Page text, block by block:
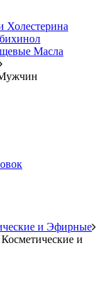
Холестерина
Масла
и Эфирные
и